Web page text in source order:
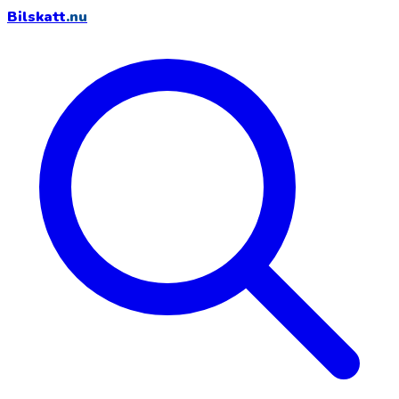
Bilskatt.nu